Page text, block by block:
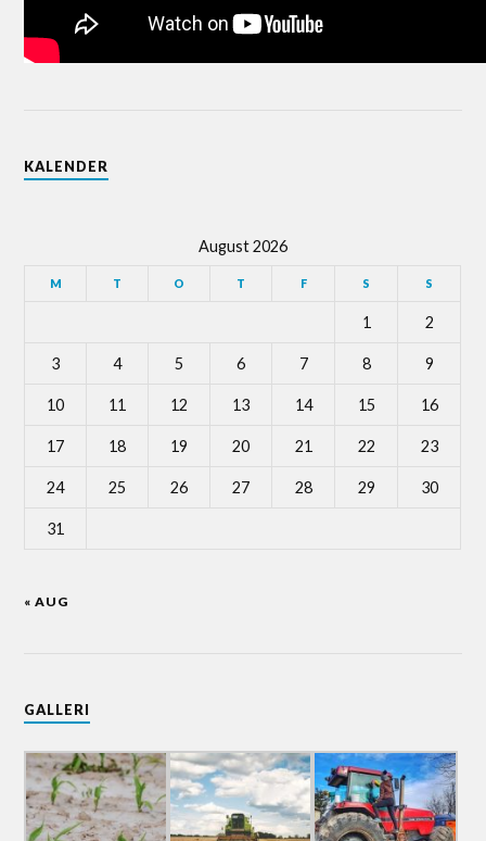
KALENDER
August 2026
M T O T F S S
1 2
3 4 5 6 7 8 9
10 11 12 13 14 15 16
17 18 19 20 21 22 23
24 25 26 27 28 29 30
31
« AUG
GALLERI